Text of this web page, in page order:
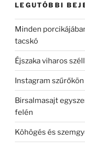
LEGUTÓBBI
Minden
tacskó
Éjszaka viharos
Instagram
Birsalmasajt
felén
Köhögés és